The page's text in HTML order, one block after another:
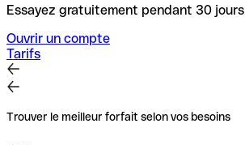
Essayez gratuitement pendant 30 jours
Ouvrir un compte
Tarifs
Trouver le meilleur forfait selon vos besoins